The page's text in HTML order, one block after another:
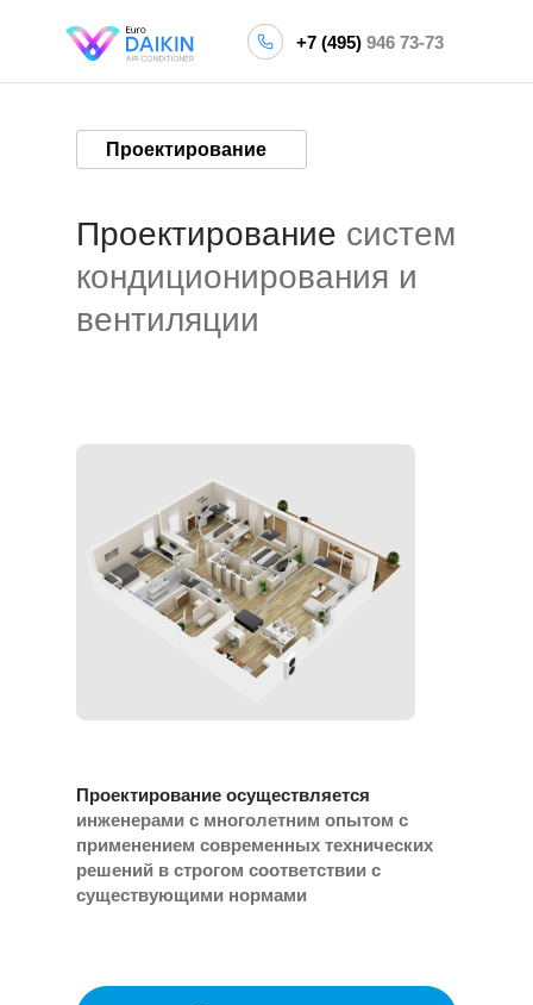
+7 (495) 946 73-73
Проектирование
Проектирование систем
кондиционирования и
вентиляции
Проектирование осуществляется
инженерами с многолетним опытом с
применением современных технических
решений в строгом соответствии с
существующими нормами